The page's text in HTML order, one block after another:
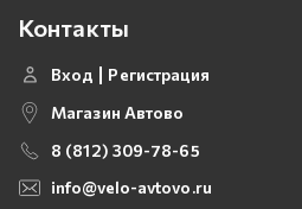
Контакты
Вход
Регистрация
Магазин Автово
8 (812) 309-78-65
info@velo-avtovo.ru